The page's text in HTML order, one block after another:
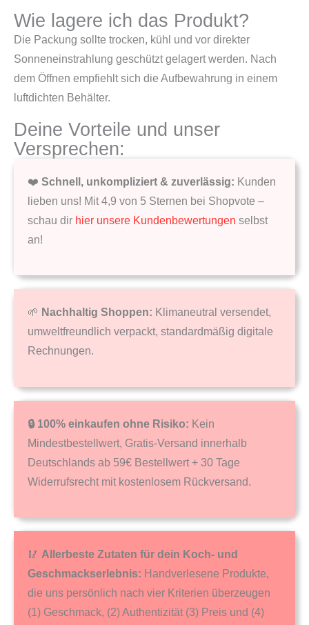
Wie lagere ich das Produkt?
Die Packung sollte trocken, kühl und vor direkter
Sonneneinstrahlung geschützt gelagert werden. Nach
dem Öffnen empfiehlt sich die Aufbewahrung in einem
luftdichten Behälter.
Deine Vorteile und unser
Versprechen:
❤️ Schnell, unkompliziert & zuverlässig: Kunden
lieben uns! Mit 4,9 von 5 Sternen bei Shopvote –
schau dir hier unsere Kundenbewertungen selbst
an!
🌱 Nachhaltig Shoppen: Klimaneutral versendet,
umweltfreundlich verpackt, standardmäßig digitale
Rechnungen.
🔒 100% einkaufen ohne Risiko: Kein
Mindestbestellwert, Gratis-Versand innerhalb
Deutschlands ab 59€ Bestellwert + 30 Tage
Widerrufsrecht mit kostenlosem Rückversand.
🥢 Allerbeste Zutaten für dein Koch- und
Geschmackserlebnis: Handverlesene Produkte,
die uns persönlich nach vier Kriterien überzeugen
(1) Geschmack, (2) Authentizität (3) Preis und (4)